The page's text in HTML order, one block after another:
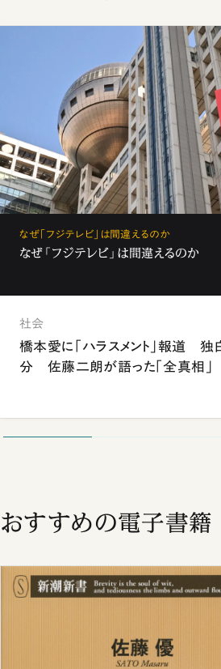
なぜ「フジテレビ」は間違えるのか
なぜ「フジテレビ」は間違えるのか
社会
橋本愛に「ハラスメント」報道
分 佐藤二朗が語った「全真相」
おすすめの電子書籍